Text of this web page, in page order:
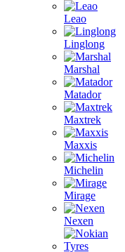
Leao
Linglong
Marshal
Matador
Maxtrek
Maxxis
Michelin
Mirage
Nexen